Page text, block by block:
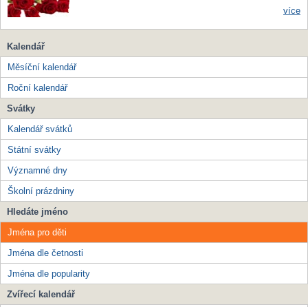
více
Kalendář
Měsíční kalendář
Roční kalendář
Svátky
Kalendář svátků
Státní svátky
Významné dny
Školní prázdniny
Hledáte jméno
Jména pro děti
Jména dle četnosti
Jména dle popularity
Zvířecí kalendář